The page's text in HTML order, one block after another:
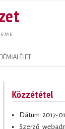
ÉLET
Közzététel
Dátum: 2017-
Szerző: